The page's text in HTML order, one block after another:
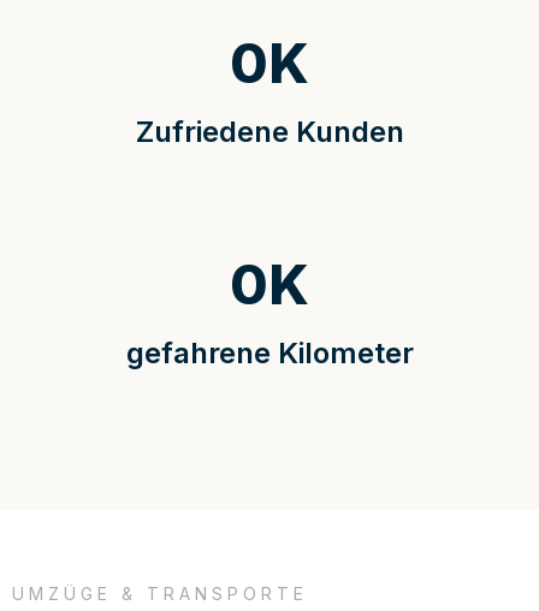
Zufriedene Kunden
0K
gefahrene Kilometer
0K
UMZÜGE & TRANSPORTE